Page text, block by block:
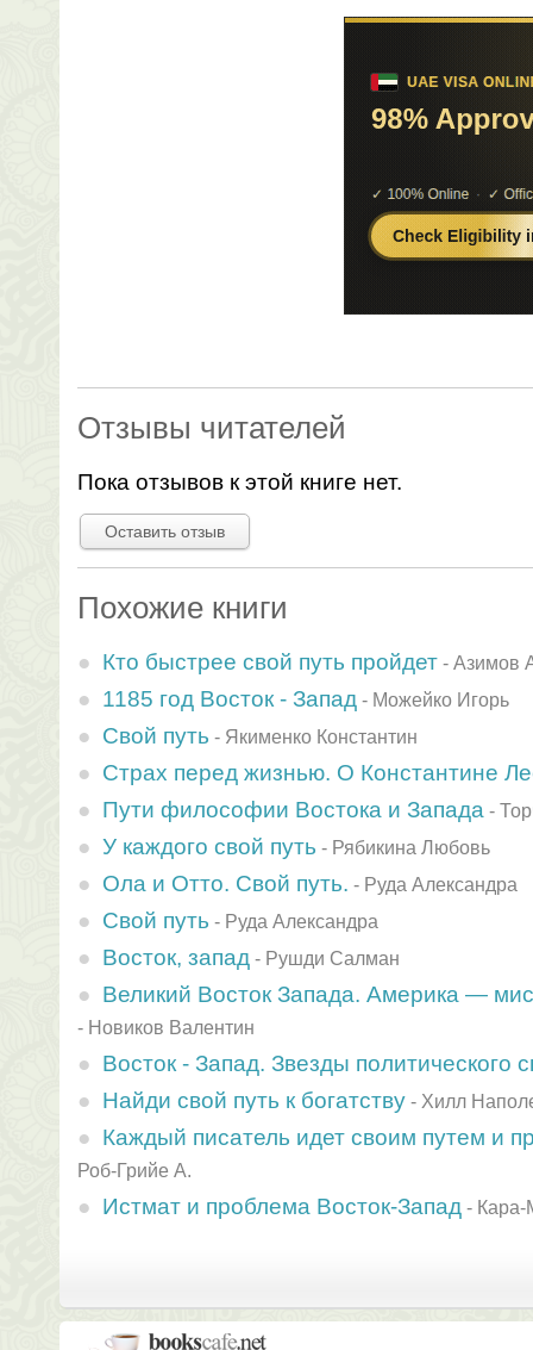
Отзывы читателей
Пока отзывов к этой книге нет.
Оставить отзыв
Похожие книги
Кто быстрее свой путь пройдет - Азимов
1185 год Восток - Запад - Можейко Игорь
Свой путь - Якименко Константин
Страх перед жизнью. О Константине
Пути философии Востока и Запада -
У каждого свой путь - Рябикина Любовь
Ола и Отто. Свой путь. - Руда Александра
Свой путь - Руда Александра
Восток, запад - Рушди Салман
Великий Восток Запада. Америка —
- Новиков Валентин
Восток - Запад. Звезды политического
Найди свой путь к богатству - Хилл
Каждый писатель идет своим путем и
Роб-Грийе А.
Истмат и проблема Восток-Запад - Кара-